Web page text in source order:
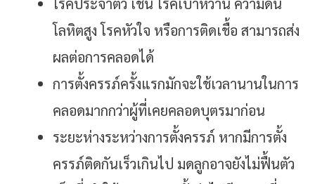
โลหิตสูง โรคหัวใจ หรือการติดเชื้อ สามารถส่ง
ผลต่อการคลอดได้
การตั้งครรภ์ครั้งแรกมักจะใช้เวลานานในการ
คลอดมากกว่าผู้ที่เคยคลอดบุตรมาก่อน
ระยะห่างระหว่างการตั้งครรภ์ หากมีการตั้ง
ครรภ์ติดกันเร็วเกินไป มดลูกอาจยังไม่ฟื้นตัว